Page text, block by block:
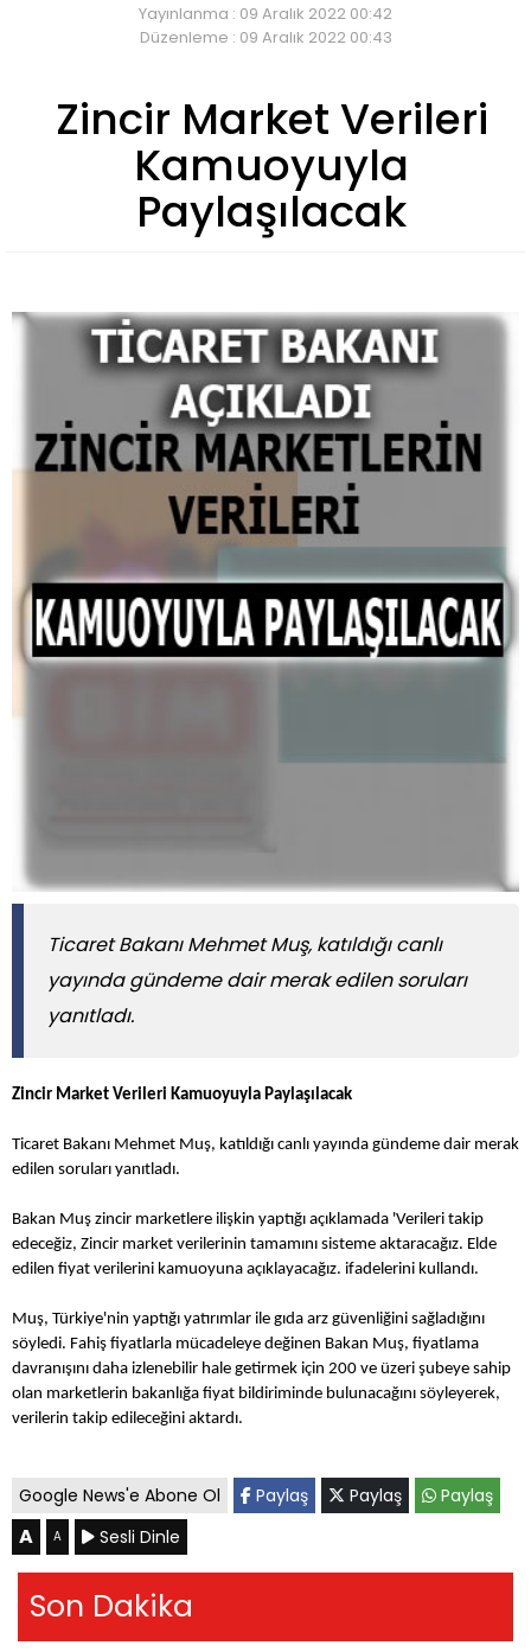
Yayınlanma : 09 Aralık 2022 00:42
Düzenleme : 09 Aralık 2022 00:43
Zincir Market Verileri
Kamuoyuyla
Paylaşılacak
Ticaret Bakanı Mehmet Muş, katıldığı canlı
yayında gündeme dair merak edilen soruları
yanıtladı.
Zincir Market Verileri Kamuoyuyla Paylaşılacak
Ticaret Bakanı Mehmet Muş, katıldığı canlı yayında gündeme dair merak
edilen soruları yanıtladı.
Bakan Muş zincir marketlere ilişkin yaptığı açıklamada 'Verileri takip
edeceğiz, Zincir market verilerinin tamamını sisteme aktaracağız. Elde
edilen fiyat verilerini kamuoyuna açıklayacağız. ifadelerini kullandı.
Muş, Türkiye'nin yaptığı yatırımlar ile gıda arz güvenliğini sağladığını
söyledi. Fahiş fiyatlarla mücadeleye değinen Bakan Muş, fiyatlama
davranışını daha izlenebilir hale getirmek için 200 ve üzeri şubeye sahip
olan marketlerin bakanlığa fiyat bildiriminde bulunacağını söyleyerek,
verilerin takip edileceğini aktardı.
Google News'e Abone Ol Paylaş Paylaş Paylaş
A A Sesli Dinle
Son Dakika